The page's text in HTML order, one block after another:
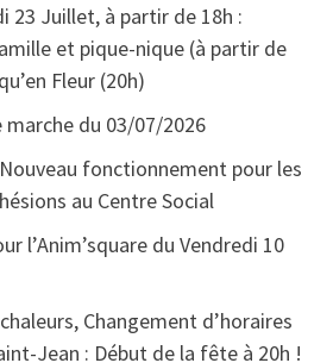
23 Juillet, à partir de 18h :
et pique-nique (à partir de
Fleur (20h)
marche du 03/07/2026
fonctionnement pour les
au Centre Social
l’Anim’square du Vendredi 10
Changement d’horaires
Jean : Début de la fête à 20h !